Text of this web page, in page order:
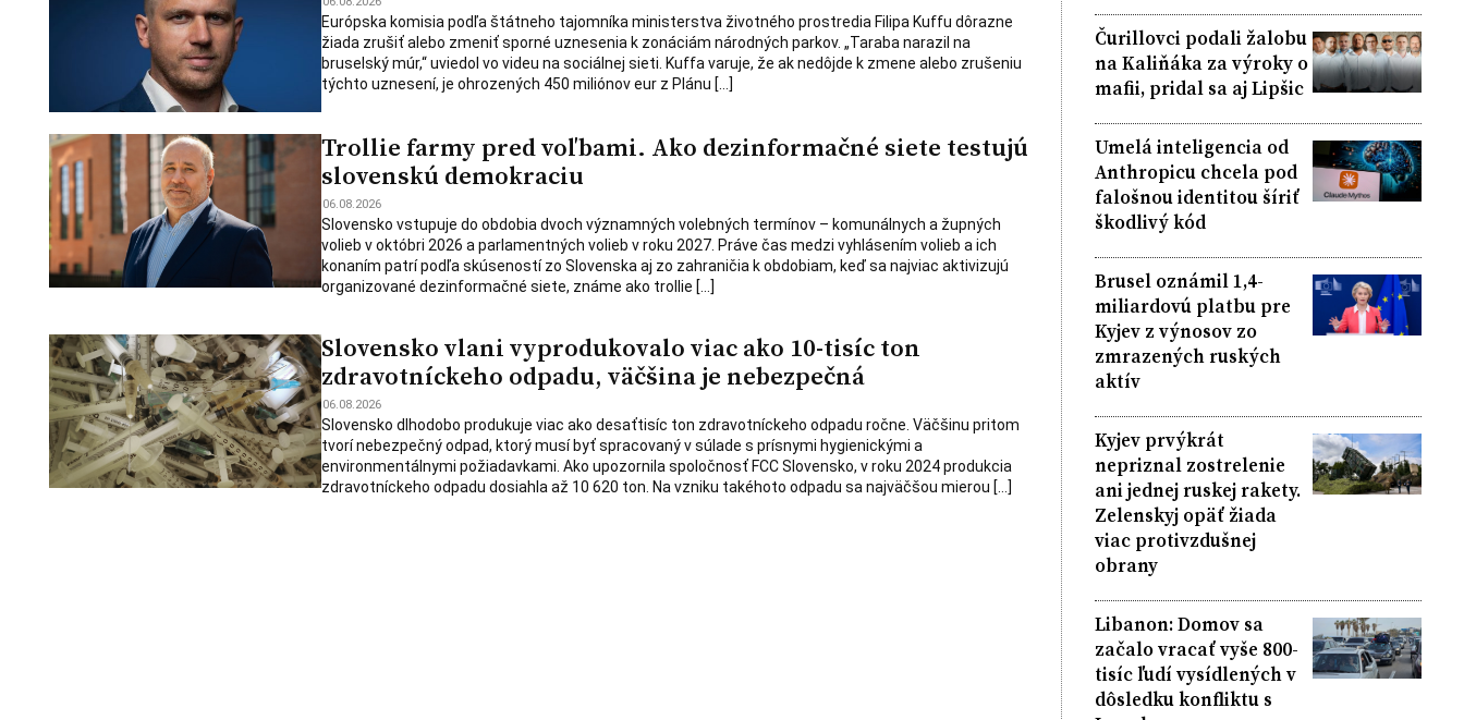
Európska komisia podľa štátneho tajomníka ministerstva životného prostredia Filipa Kuffu dôrazne
žiada zrušiť alebo zmeniť sporné uznesenia k zonáciám národných parkov. „Taraba narazil na
bruselský múr,“ uviedol vo videu na sociálnej sieti. Kuffa varuje, že ak nedôjde k zmene alebo zrušeniu
týchto uznesení, je ohrozených 450 miliónov eur z Plánu […]
Trollie farmy pred voľbami. Ako dezinformačné siete testujú
slovenskú demokraciu
06.08.2026
Slovensko vstupuje do obdobia dvoch významných volebných termínov – komunálnych a župných
volieb v októbri 2026 a parlamentných volieb v roku 2027. Práve čas medzi vyhlásením volieb a ich
konaním patrí podľa skúseností zo Slovenska aj zo zahraničia k obdobiam, keď sa najviac aktivizujú
organizované dezinformačné siete, známe ako trollie […]
Slovensko vlani vyprodukovalo viac ako 10-tisíc ton
zdravotníckeho odpadu, väčšina je nebezpečná
06.08.2026
Slovensko dlhodobo produkuje viac ako desaťtisíc ton zdravotníckeho odpadu ročne. Väčšinu pritom
tvorí nebezpečný odpad, ktorý musí byť spracovaný v súlade s prísnymi hygienickými a
environmentálnymi požiadavkami. Ako upozornila spoločnosť FCC Slovensko, v roku 2024 produkcia
zdravotníckeho odpadu dosiahla až 10 620 ton. Na vzniku takéhoto odpadu sa najväčšou mierou […]
Čurillovci podali žalobu
na Kaliňáka za výroky o
mafii, pridal sa aj Lipšic
Umelá inteligencia od
Anthropicu chcela pod
falošnou identitou šíriť
škodlivý kód
Brusel oznámil 1,4-
miliardovú platbu pre
Kyjev z výnosov zo
zmrazených ruských
aktív
Kyjev prvýkrát
nepriznal zostrelenie
ani jednej ruskej rakety.
Zelenskyj opäť žiada
viac protivzdušnej
obrany
Libanon: Domov sa
začalo vracať vyše 800-
tisíc ľudí vysídlených v
dôsledku konfliktu s